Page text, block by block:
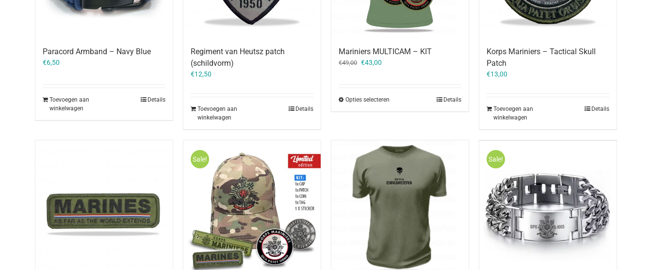
Paracord Armband – Navy Blue
€6,50
Toevoegen aan
winkelwagen
Details
Regiment van Heutsz patch
(schildvorm)
€12,50
Toevoegen aan
winkelwagen
Details
Mariniers MULTICAM – KIT
€49,00 Oorspronkelijke
€43,00
Opties selecteren Details
Korps Mariniers – Tactical Skull
Patch
€13,00
Toevoegen aan
winkelwagen
Details
Sale! Sale!